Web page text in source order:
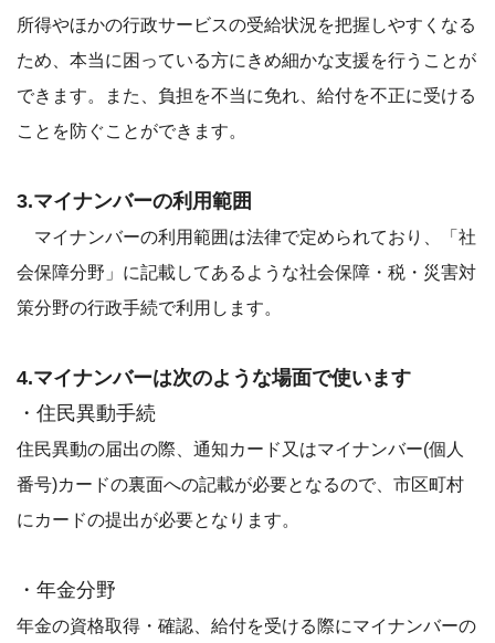
所得やほかの行政サービスの受給状況を把握しやすくなる
ため、本当に困っている方にきめ細かな支援を行うことが
できます。また、負担を不当に免れ、給付を不正に受ける
ことを防ぐことができます。
3.マイナンバーの利用範囲
マイナンバーの利用範囲は法律で定められており、「社
会保障分野」に記載してあるような社会保障・税・災害対
策分野の行政手続で利用します。
4.マイナンバーは次のような場面で使います
・住民異動手続
住民異動の届出の際、通知カード又はマイナンバー(個人
番号)カードの裏面への記載が必要となるので、市区町村
にカードの提出が必要となります。
・年金分野
年金の資格取得・確認、給付を受ける際にマイナンバーの